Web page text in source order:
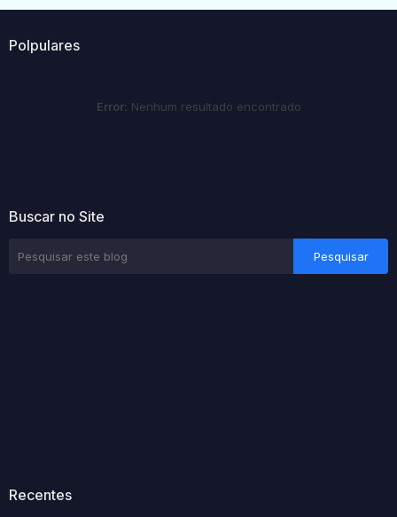
Polpulares
Error: Nenhum resultado encontrado
Buscar no Site
Recentes